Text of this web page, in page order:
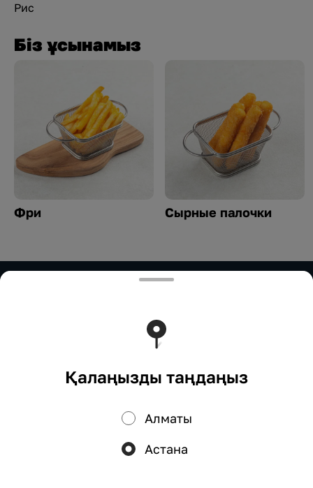
Рис
Біз ұсынамыз
Фри Сырные палочки
ИП Нурымбетов
Тиімді ядрода жұмыс істейді
Науқандар, жеңілдіктер, кэшбэк – біздің қосымшада!
Қалаңызды таңдаңыз
Алматы
Астана